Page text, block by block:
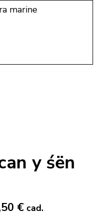
y śën
€ cad.